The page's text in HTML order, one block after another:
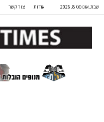
שבת, אוגוסט 8, 2026 אודות צור קשר